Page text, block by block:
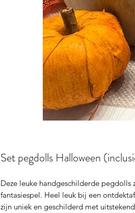
Set pegdolls Halloween
Deze leuke handgeschilderde pegdolls
fantasiespel. Heel leuk bij een
zijn uniek en geschilderd met